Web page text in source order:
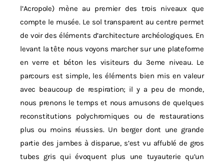
l’Acropole) mène au premier des trois niveaux que
compte le musée. Le sol transparent au centre permet
de voir des éléments d’architecture archéologiques. En
levant la tête nous voyons marcher sur une plateforme
en verre et béton les visiteurs du 3eme niveau. Le
parcours est simple, les éléments bien mis en valeur
avec beaucoup de respiration; il y a peu de monde,
nous prenons le temps et nous amusons de quelques
reconstitutions polychromiques ou de restaurations
plus ou moins réussies. Un berger dont une grande
partie des jambes à disparue, s’est vu affublé de gros
tubes gris qui évoquent plus une tuyauterie qu’un